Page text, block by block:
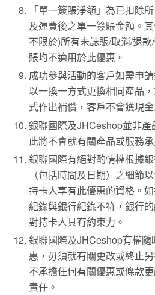
「單一簽賬淨額」為已扣除
及運費後之單一簽賬金額。
不限於)所有未誌賬/取消/退款/
賬圴不適用於此優惠。
成功參與活動的客戶如需申
以一換一方式更換相同產品
式作出補償，客戶不會獲現
銀聯國際及JHCeshop並非產
此將不會就有關產品或服務
銀聯國際有絕對酌情權根據
（包括時間及日期）之細節
持卡人享有此優惠的資格。
紀錄與銀行紀錄不符，銀行
對持卡人具有約束力。
銀聯國際及JHCeshop有權隨
惠，毋須就有關更改或終止
不承擔任何有關優惠或條款
責任。